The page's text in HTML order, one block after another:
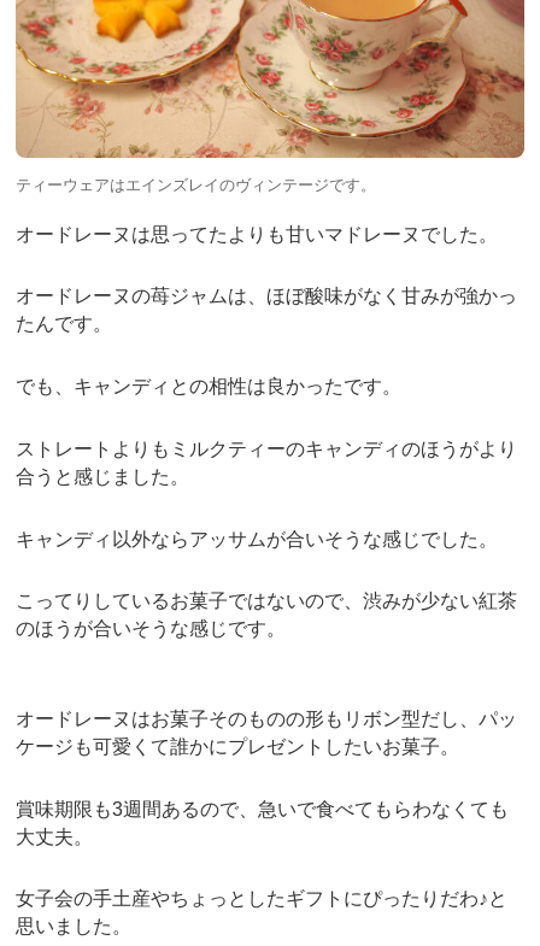
ティーウェアはエインズレイのヴィンテージです。
オードレーヌは思ってたよりも甘いマドレーヌでした。
オードレーヌの苺ジャムは、ほぼ酸味がなく甘みが強かっ
たんです。
でも、キャンディとの相性は良かったです。
ストレートよりもミルクティーのキャンディのほうがより
合うと感じました。
キャンディ以外ならアッサムが合いそうな感じでした。
こってりしているお菓子ではないので、渋みが少ない紅茶
のほうが合いそうな感じです。
オードレーヌはお菓子そのものの形もリボン型だし、パッ
ケージも可愛くて誰かにプレゼントしたいお菓子。
賞味期限も3週間あるので、急いで食べてもらわなくても
大丈夫。
女子会の手土産やちょっとしたギフトにぴったりだわ♪と
思いました。